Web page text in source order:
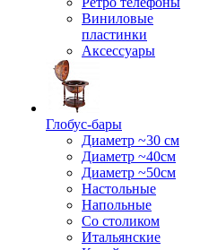
Виниловые
пластинки
Аксессуары
Глобус-бары
Диаметр ~30 см
Диаметр ~40см
Диаметр ~50см
Настольные
Напольные
Со столиком
Итальянские